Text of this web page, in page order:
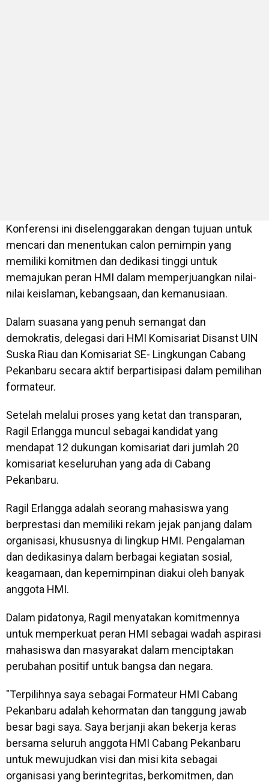
Konferensi ini diselenggarakan dengan tujuan untuk
mencari dan menentukan calon pemimpin yang
memiliki komitmen dan dedikasi tinggi untuk
memajukan peran HMI dalam memperjuangkan nilai-
nilai keislaman, kebangsaan, dan kemanusiaan.
Dalam suasana yang penuh semangat dan
demokratis, delegasi dari HMI Komisariat Disanst UIN
Suska Riau dan Komisariat SE- Lingkungan Cabang
Pekanbaru secara aktif berpartisipasi dalam pemilihan
formateur.
Setelah melalui proses yang ketat dan transparan,
Ragil Erlangga muncul sebagai kandidat yang
mendapat 12 dukungan komisariat dari jumlah 20
komisariat keseluruhan yang ada di Cabang
Pekanbaru.
Ragil Erlangga adalah seorang mahasiswa yang
berprestasi dan memiliki rekam jejak panjang dalam
organisasi, khususnya di lingkup HMI. Pengalaman
dan dedikasinya dalam berbagai kegiatan sosial,
keagamaan, dan kepemimpinan diakui oleh banyak
anggota HMI.
Dalam pidatonya, Ragil menyatakan komitmennya
untuk memperkuat peran HMI sebagai wadah aspirasi
mahasiswa dan masyarakat dalam menciptakan
perubahan positif untuk bangsa dan negara.
"Terpilihnya saya sebagai Formateur HMI Cabang
Pekanbaru adalah kehormatan dan tanggung jawab
besar bagi saya. Saya berjanji akan bekerja keras
bersama seluruh anggota HMI Cabang Pekanbaru
untuk mewujudkan visi dan misi kita sebagai
organisasi yang berintegritas, berkomitmen, dan